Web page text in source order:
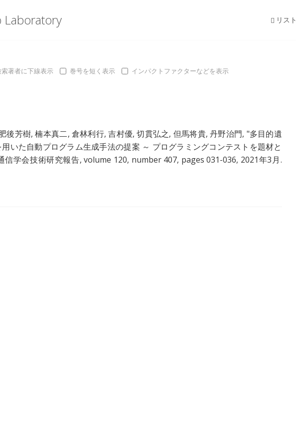
Laboratory リスト
索著者に下線表示 巻号を短く表示
インパクトファクターなどを表示
後芳樹,楠本真二, 倉林利行,吉村優,切貫弘之, 但馬将貴,丹野治門, "多目的遺
いた自動プログラム生成手法の提案 ～ プログラミングコンテストを題材と
信学会技術研究報告, volume 120, number 407, pages 031-036, 2021年3月.